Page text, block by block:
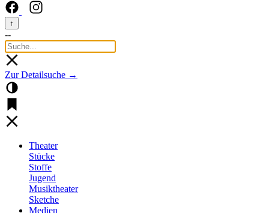
↑
--
Zur Detailsuche →
Theater
Stücke
Stoffe
Jugend
Musiktheater
Sketche
Medien